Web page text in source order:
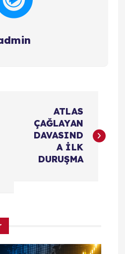
ATLAS
ÇAĞLAYAN
DAVASIND
A İLK
DURUŞMA